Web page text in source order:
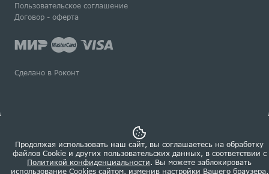
Пользовательское соглашение
Договор - оферта
Сделано в Роконт
Продолжая использовать наш сайт, вы соглашаетесь на обработку
файлов Сookie и других пользовательских данных, в соответствии с
Политикой конфиденциальности. Вы можете заблокировать
использование Cookies сайтом, изменив настройки Вашего браузера.